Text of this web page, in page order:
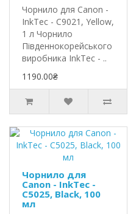
Чорнило для Canon -
InkTec - C9021, Yellow,
1 л Чорнило
Південнокорейського
виробника InkTec - ..
1190.00₴
Чорнило для
Canon - InkTec -
C5025, Black, 100
мл